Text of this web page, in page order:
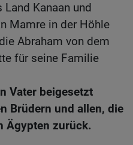
Kanaan und
Mamre in der Höhle
Abraham von dem
für seine Familie
Vater beigesetzt
Brüdern und allen, die
Ägypten zurück.